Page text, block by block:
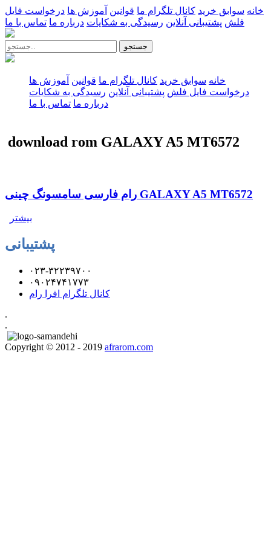
خانه سوابق خرید کانال تلگرام ما قوانین آموزش ها درخواست فایل
فلش پشتیبانی آنلاین رسیدگی به شکایات درباره ما تماس با ما
جستجو
خانه سوابق خرید کانال تلگرام ما قوانین آموزش ها
درخواست فایل فلش پشتیبانی آنلاین رسیدگی به شکایات
درباره ما تماس با ما
download rom GALAXY A5 MT6572
رام فارسی سامسونگ چینی GALAXY A5 MT6572
بیشتر
پشتیبانی
۰۲۳-۳۲۲۳۹۷۰۰
۰۹۰۲۴۷۴۱۷۷۳
کانال تلگرام افرا رام
.
.
Copyright © 2012 - 2019 afrarom.com